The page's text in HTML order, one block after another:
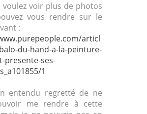
voulez voir plus de photos
vous rendre sur le
:
articl
du-hand-a-la-peinture-
presente-ses-
1
entendu regretté de ne
me rendre à cette